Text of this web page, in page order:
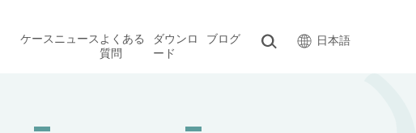
ケースニュースよくある
質問
ダウンロ
ード
ブログ 日本語